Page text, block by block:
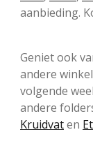
aanbieding.
Geniet ook
andere
volgende
andere
Kruidvaten